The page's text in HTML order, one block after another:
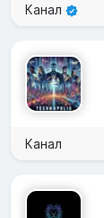
Канал
Канал